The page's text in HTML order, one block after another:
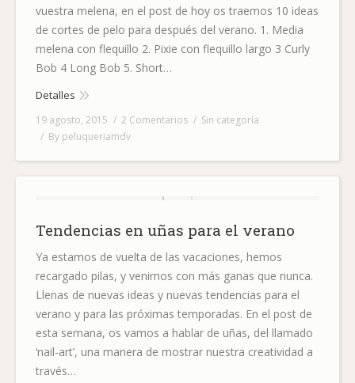
vuestra melena, en el post de hoy os traemos 10 ideas
de cortes de pelo para después del verano. 1. Media
melena con flequillo 2. Pixie con flequillo largo 3 Curly
Bob 4 Long Bob 5. Short…
Detalles
19 agosto, 2015 2 Comentarios
Sin categoría
By peluqueriamdv
Tendencias en uñas para el verano
Ya estamos de vuelta de las vacaciones, hemos
recargado pilas, y venimos con más ganas que nunca.
Llenas de nuevas ideas y nuevas tendencias para el
verano y para las próximas temporadas. En el post de
esta semana, os vamos a hablar de uñas, del llamado
‘nail-art’, una manera de mostrar nuestra creatividad a
través…